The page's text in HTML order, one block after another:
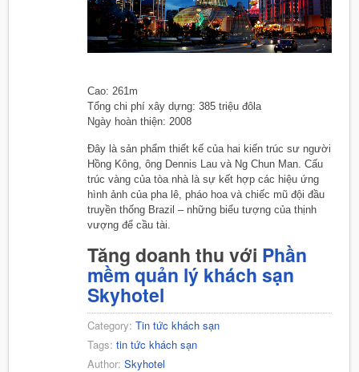
Cao: 261m
Tổng chi phí xây dựng: 385 triệu đôla
Ngày hoàn thiện: 2008
Đây là sản phẩm thiết kế của hai kiến trúc sư người
Hồng Kông, ông Dennis Lau và Ng Chun Man. Cấu
trúc vàng của tòa nhà là sự kết hợp các hiệu ứng
hình ảnh của pha lê, pháo hoa và chiếc mũ đội đầu
truyền thống Brazil – những biểu tượng của thịnh
vượng để cầu tài.
Tăng doanh thu với Phần
mềm quản lý khách sạn
Skyhotel
Category: Tin tức khách sạn
Tags: tin tức khách sạn
Author: Skyhotel